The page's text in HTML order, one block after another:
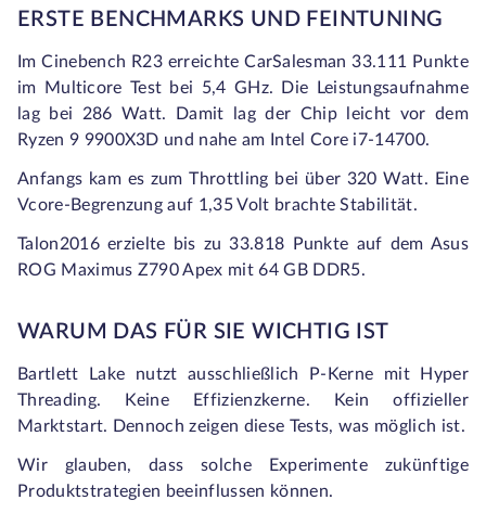
ERSTE BENCHMARKS UND FEINTUNING
Im Cinebench R23 erreichte CarSalesman 33.111 Punkte
im Multicore Test bei 5,4 GHz. Die Leistungsaufnahme
lag bei 286 Watt. Damit lag der Chip leicht vor dem
Ryzen 9 9900X3D und nahe am Intel Core i7-14700.
Anfangs kam es zum Throttling bei über 320 Watt. Eine
Vcore-Begrenzung auf 1,35 Volt brachte Stabilität.
Talon2016 erzielte bis zu 33.818 Punkte auf dem Asus
ROG Maximus Z790 Apex mit 64 GB DDR5.
WARUM DAS FÜR SIE WICHTIG IST
Bartlett Lake nutzt ausschließlich P-Kerne mit Hyper
Threading. Keine Effizienzkerne. Kein offizieller
Marktstart. Dennoch zeigen diese Tests, was möglich ist.
Wir glauben, dass solche Experimente zukünftige
Produktstrategien beeinflussen können.